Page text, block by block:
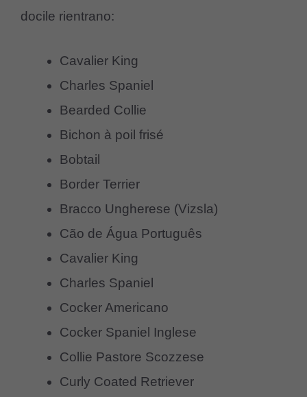
docile rientrano:
Cavalier King
Charles Spaniel
Bearded Collie
Bichon à poil frisé
Bobtail
Border Terrier
Bracco Ungherese (Vizsla)
Cão de Água Português
Cavalier King
Charles Spaniel
Cocker Americano
Cocker Spaniel Inglese
Collie Pastore Scozzese
Curly Coated Retriever